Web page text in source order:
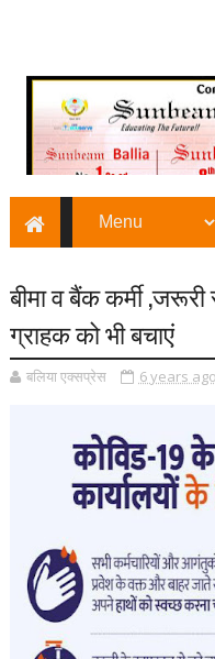
बीमा व बैंक कर्मी
ग्राहक को भी बचाएं
बलिया एक्सप्रेस 6 years ago